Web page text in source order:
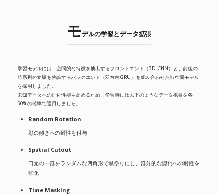
モデルの学習とデータ拡張
学習モデルには、空間的な特徴を抽出するフロントエンド（3D-CNN）と、前後の
時系列の文脈を推論するバックエンド（双方向GRU）を組み合わせた時空間モデル
を採用しました。
未知データへの汎化性能を高めるため、学習時には以下のようなデータ拡張を各
50%の確率で適用しました。
Random Rotation
顔の傾きへの耐性を付与
Spatial Cutout
口元の一部をランダムな四角形で黒塗りにし、部分的な隠れへの耐性を
強化
Time Masking